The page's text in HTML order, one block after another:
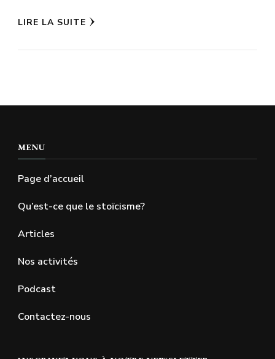
LIRE LA SUITE
MENU
Page d’accueil
Qu’est-ce que le stoïcisme?
Articles
Nos activités
Podcast
Contactez-nous